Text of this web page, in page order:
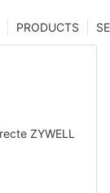
PRODUCTS